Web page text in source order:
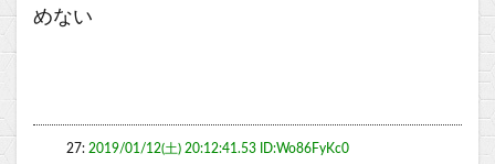
めない
27: 2019/01/12(土) 20:12:41.53 ID:Wo86FyKc0